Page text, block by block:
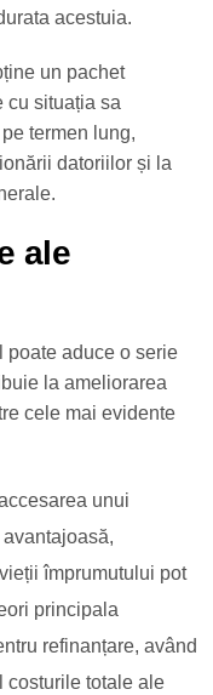
acestuia.
un pachet
cu situația sa
termen lung,
datoriilor și la
ale
poate aduce o serie
la ameliorarea
cele mai evidente
unui
împrumutului pot
principala
refinanțare, având
costurile totale ale